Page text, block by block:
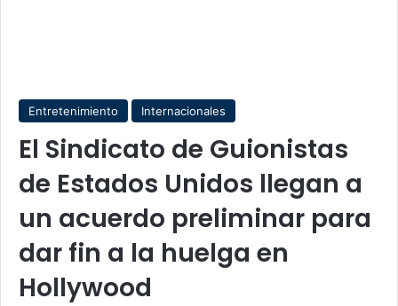
Entretenimiento Internacionales
El Sindicato de Guionistas
de Estados Unidos llegan a
un acuerdo preliminar para
dar fin a la huelga en
Hollywood